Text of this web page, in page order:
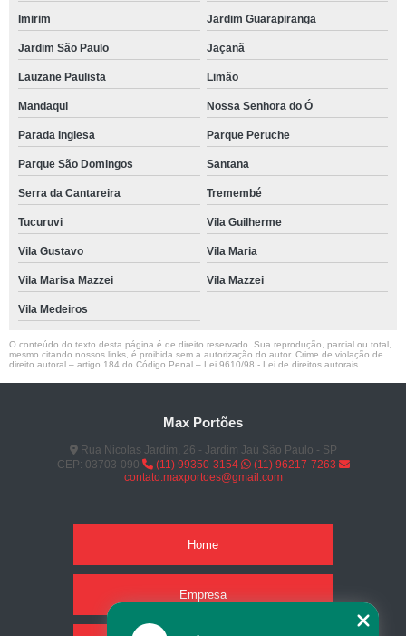
Imirim Jardim Guarapiranga
Jardim São Paulo Jaçanã
Lauzane Paulista Limão
Mandaqui Nossa Senhora do Ó
Parada Inglesa Parque Peruche
Parque São Domingos Santana
Serra da Cantareira Tremembé
Tucuruvi Vila Guilherme
Vila Gustavo Vila Maria
Vila Marisa Mazzei Vila Mazzei
Vila Medeiros
O conteúdo do texto desta página é de direito reservado. Sua reprodução, parcial ou total,
mesmo citando nossos links, é proibida sem a autorização do autor. Crime de violação de
direito autoral – artigo 184 do Código Penal – Lei 9610/98 - Lei de direitos autorais
Max Portões
Rua Nicolas Jardim, 26 - Jardim Jaú São Paulo - SP
CEP: 03703-090
(11) 99350-3154
(11) 96217-7263
contato.maxportoes@gmail.com
Home
Empresa